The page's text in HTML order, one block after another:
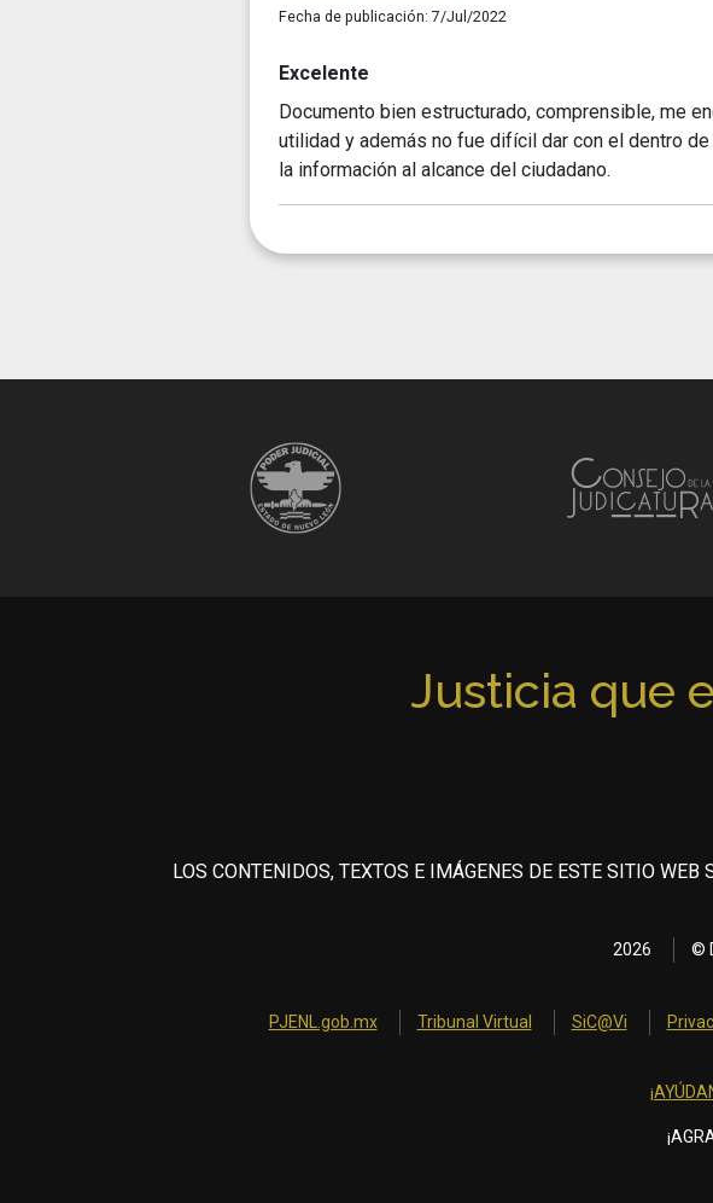
Fecha de publicación: 7/Jul/2022
Excelente
Documento bien estructurado, comprensible, me
utilidad y además no fue difícil dar con el dentro
la información al alcance del ciudadano.
Justicia que
LOS CONTENIDOS, TEXTOS E IMÁGENES DE ESTE SITIO
2026 ©
PJENL.gob.mx Tribunal Virtual SiC@Vi